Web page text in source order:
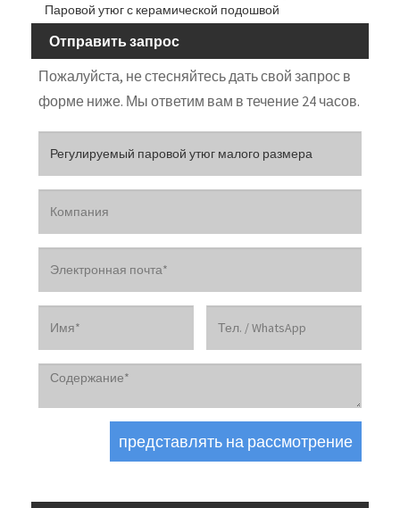
Паровой утюг с керамической подошвой
Отправить запрос
Пожалуйста, не стесняйтесь дать свой запрос в
форме ниже. Мы ответим вам в течение 24 часов.